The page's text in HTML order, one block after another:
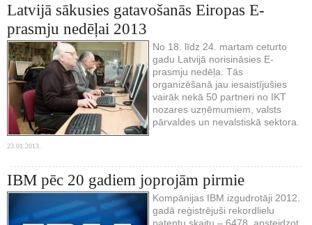
Latvijā sākusies gatavošanās Eiropas E-
prasmju nedēļai 2013
No 18. līdz 24. martam ceturto
gadu Latvijā norisināsies E-
prasmju nedēļa. Tās
organizēšanā jau iesaistījušies
vairāk nekā 50 partneri no IKT
nozares uzņēmumiem, valsts
pārvaldes un nevalstiskā sektora.
23.01.2013.
IBM pēc 20 gadiem joprojām pirmie
Kompānijas IBM izgudrotāji 2012.
gadā reģistrējuši rekordlielu
patentu skaitu – 6478, apsteidzot